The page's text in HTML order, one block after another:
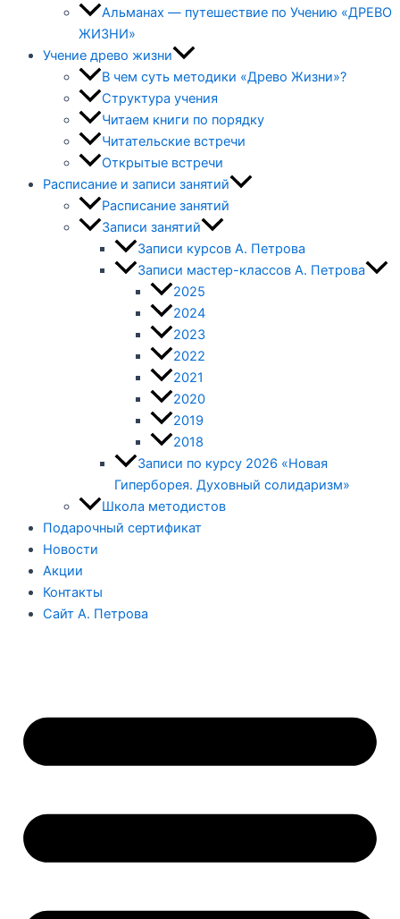
Альманах — путешествие по Учению «ДРЕВО
ЖИЗНИ»
Учение древо жизни
В чем суть методики «Древо Жизни»?
Структура учения
Читаем книги по порядку
Читательские встречи
Открытые встречи
Расписание и записи занятий
Расписание занятий
Записи занятий
Записи курсов А. Петрова
Записи мастер-классов А. Петрова
2025
2024
2023
2022
2021
2020
2019
2018
Записи по курсу 2026 «Новая
Гиперборея. Духовный солидаризм»
Школа методистов
Подарочный сертификат
Новости
Акции
Контакты
Сайт А. Петрова